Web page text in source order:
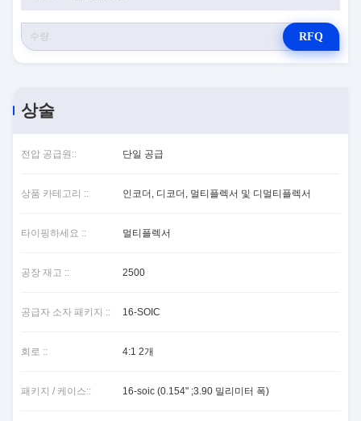
RFQ
상술
전압 공급원:: 단일 공급
상품 카테고리 :: 인코더, 디코더, 멀티플렉서 및 디멀티플렉서
타이핑하세요 :: 멀티플렉서
공장 재고 :: 2500
공급자 소자 패키지 :: 16-SOIC
회로 :: 4:1 2개
패키지 / 케이스:: 16-soic (0.154" ;3.90 밀리미터 폭)